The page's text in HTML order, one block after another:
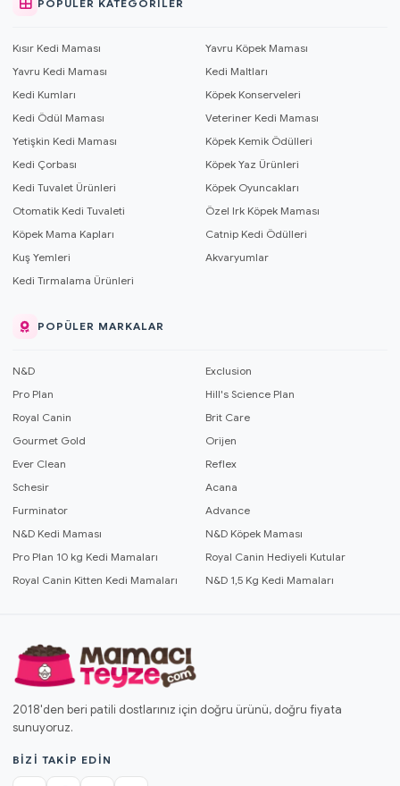
POPÜLER KATEGORILER
Kısır Kedi Maması
Yavru Köpek Maması
Yavru Kedi Maması
Kedi Maltları
Kedi Kumları
Köpek Konserveleri
Kedi Ödül Maması
Veteriner Kedi Maması
Yetişkin Kedi Maması
Köpek Kemik Ödülleri
Kedi Çorbası
Köpek Yaz Ürünleri
Kedi Tuvalet Ürünleri
Köpek Oyuncakları
Otomatik Kedi Tuvaleti
Özel Irk Köpek Maması
Köpek Mama Kapları
Catnip Kedi Ödülleri
Kuş Yemleri
Akvaryumlar
Kedi Tırmalama Ürünleri
POPÜLER MARKALAR
N&D
Exclusion
Pro Plan
Hill's Science Plan
Royal Canin
Brit Care
Gourmet Gold
Orijen
Ever Clean
Reflex
Schesir
Acana
Furminator
Advance
N&D Kedi Maması
N&D Köpek Maması
Pro Plan 10 kg Kedi Mamaları
Royal Canin Hediyeli Kutular
Royal Canin Kitten Kedi Mamaları
N&D 1,5 Kg Kedi Mamaları
2018'den beri patili dostlarınız için doğru ürünü, doğru fiyata
sunuyoruz.
BIZI TAKIP EDIN